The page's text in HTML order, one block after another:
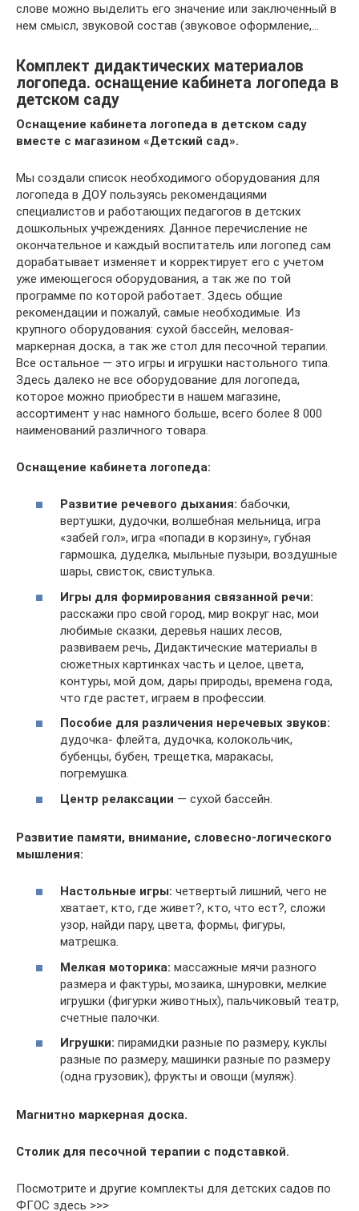
слове можно выделить его значение или заключенный в
нем смысл, звуковой состав (звуковое оформление,…
Комплект дидактических материалов
логопеда. оснащение кабинета логопеда в
детском саду
Оснащение кабинета логопеда в детском саду
вместе с магазином «Детский сад».
Мы создали список необходимого оборудования для
логопеда в ДОУ пользуясь рекомендациями
специалистов и работающих педагогов в детских
дошкольных учреждениях. Данное перечисление не
окончательное и каждый воспитатель или логопед сам
дорабатывает изменяет и корректирует его с учетом
уже имеющегося оборудования, а так же по той
программе по которой работает. Здесь общие
рекомендации и пожалуй, самые необходимые. Из
крупного оборудования: сухой бассейн, меловая-
маркерная доска, а так же стол для песочной терапии.
Все остальное — это игры и игрушки настольного типа.
Здесь далеко не все оборудование для логопеда,
которое можно приобрести в нашем магазине,
ассортимент у нас намного больше, всего более 8 000
наименований различного товара.
Оснащение кабинета логопеда:
Развитие речевого дыхания: бабочки,
вертушки, дудочки, волшебная мельница, игра
«забей гол», игра «попади в корзину», губная
гармошка, дуделка, мыльные пузыри, воздушные
шары, свисток, свистулька.
Игры для формирования связанной речи:
расскажи про свой город, мир вокруг нас, мои
любимые сказки, деревья наших лесов,
развиваем речь, Дидактические материалы в
сюжетных картинках часть и целое, цвета,
контуры, мой дом, дары природы, времена года,
что где растет, играем в профессии.
Пособие для различения неречевых звуков:
дудочка- флейта, дудочка, колокольчик,
бубенцы, бубен, трещетка, маракасы,
погремушка.
Центр релаксации — сухой бассейн.
Развитие памяти, внимание, словесно-логического
мышления:
Настольные игры: четвертый лишний, чего не
хватает, кто, где живет?, кто, что ест?, сложи
узор, найди пару, цвета, формы, фигуры,
матрешка.
Мелкая моторика: массажные мячи разного
размера и фактуры, мозаика, шнуровки, мелкие
игрушки (фигурки животных), пальчиковый театр,
счетные палочки.
Игрушки: пирамидки разные по размеру, куклы
разные по размеру, машинки разные по размеру
(одна грузовик), фрукты и овощи (муляж).
Магнитно маркерная доска.
Столик для песочной терапии с подставкой.
Посмотрите и другие комплекты для детских садов по
ФГОС здесь >>>